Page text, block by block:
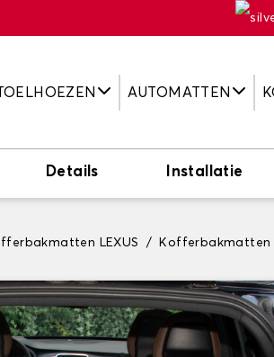
AUTOMATTEN
Details Installatie
LEXUS Kofferbakmatten